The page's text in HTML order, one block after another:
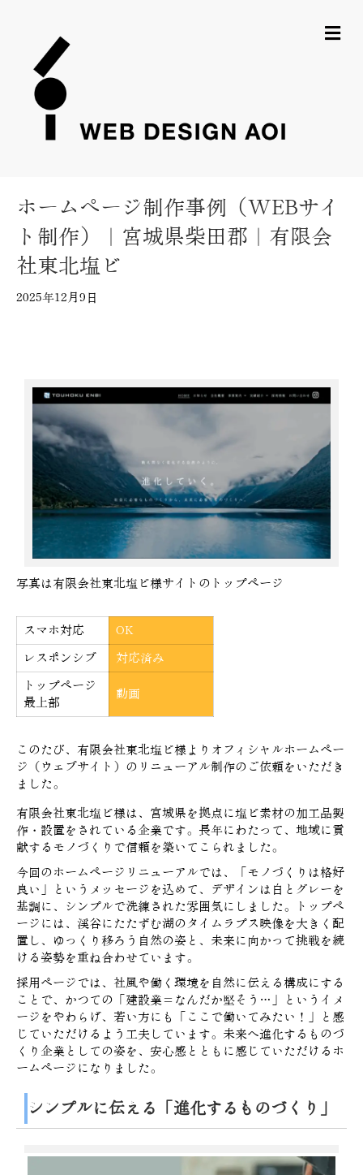
メ
ホームページ制作事例（WEBサイ
ト制作）｜宮城県柴田郡｜有限会
社東北塩ビ
2025年12月9日
写真は有限会社東北塩ビ様サイトのトップページ
スマホ対応 OK
レスポンシブ 対応済み
トップページ
最上部
動画
このたび、有限会社東北塩ビ様 よりオフィシャルホームペー
ジ（ウェブサイト）のリニューアル制作のご依頼をいただき
ました。
有限会社東北塩ビ様は、宮城県を拠点に塩ビ素材の加工品製
作・設置をされている企業です。長年にわたって、地域に貢
献するモノづくりで信頼を築いてこられました。
今回のホームページリニューアルでは、「モノづくりは格好
良い」というメッセージを込めて、デザインは白とグレーを
基調に、シンプルで洗練された雰囲気にしました。トップペ
ージには、渓谷にたたずむ湖のタイムラプス映像を大きく配
置し、ゆっくり移ろう自然の姿と、未来に向かって挑戦を続
ける姿勢を重ね合わせています。
採用ページでは、社風や働く環境を自然に伝える構成にする
ことで、かつての「建設業＝なんだか堅そう…」というイメ
ージをやわらげ、若い方にも「ここで働いてみたい！」と感
じていただけるよう工夫しています。 未来へ進化するものづ
くり企業としての姿を、安心感とともに感じていただけるホ
ームページになりました。
シンプルに伝える「進化するものづくり」